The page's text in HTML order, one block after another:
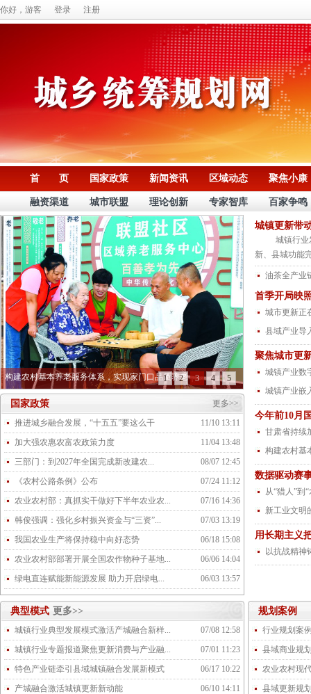
你好，游客 登录 注册
首 页 国家政策 新闻资讯 区域动态 聚焦小康
融资渠道 城市联盟 理论创新 专家智库 百家争鸣
构建农村基本养老服务体系，实现家门口品质养老
1 2 3 4 5
国家政策
更多>>
推进城乡融合发展，“十五五”要这么干
11/10 13:11
加大强农惠农富农政策力度
11/04 13:48
三部门：到2027年全国完成新改建农...
08/07 12:45
《农村公路条例》公布
07/24 11:12
农业农村部：真抓实干做好下半年农业农...
07/16 14:36
韩俊强调：强化乡村振兴资金与“三资”...
07/03 13:19
我国农业生产将保持稳中向好态势
06/18 15:08
农业农村部部署开展全国农作物种子基地...
06/06 14:04
绿电直连赋能新能源发展 助力开启绿电...
06/03 13:57
城镇更新带
城镇行业发
新、县城功能
油茶全产业
首季开局映
城市更新正
县域产业导
聚焦城市更
城镇产业数
城镇产业嵌
今年前10月
甘肃省持续
构建农村基
数据驱动赛
从“猎人”到
新工业文明
用长期主义
以抗战精神
典型模式 更多>>
城镇行业典型发展模式激活产城融合新样...
07/08 12:58
城镇行业专题报道聚焦更新消费与产业融...
07/01 11:23
特色产业链牵引县域城镇融合发展新模式
06/17 10:22
产城融合激活城镇更新新动能
06/10 14:11
规划案例
行业规划案
县域商业规
农业农村现
县域更新规